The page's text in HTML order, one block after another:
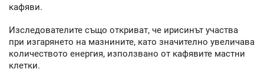
кафяви.
Изследователите също откриват, че ирисинът участва
при изгарянето на мазнините, като значително увеличава
количеството енергия, използвано от кафявите мастни
клетки.